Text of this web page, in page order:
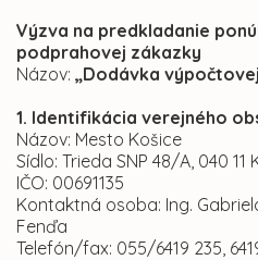
Výzva na predkladanie
podprahovej zákazky
Názov: „Dodávka
1. Identifikácia verejného
Názov: Mesto Košice
Sídlo: Trieda SNP 48/A, 040 11
IČO: 00691135
Kontaktná osoba: Ing.
Fenďa
Telefón/fax: 055/6419 235,